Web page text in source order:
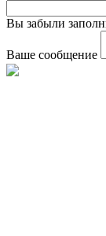
Вы забыли
Ваше сообщение